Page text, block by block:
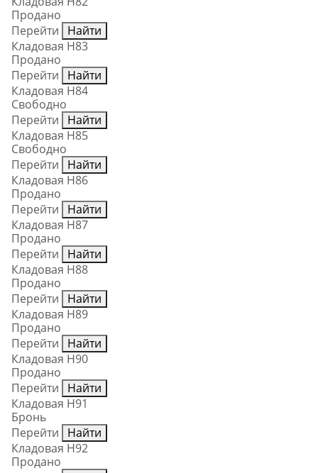
Продано
Перейти
Найти
Кладовая Н83
Продано
Перейти
Найти
Кладовая Н84
Свободно
Перейти
Найти
Кладовая Н85
Свободно
Перейти
Найти
Кладовая Н86
Продано
Перейти
Найти
Кладовая Н87
Продано
Перейти
Найти
Кладовая Н88
Продано
Перейти
Найти
Кладовая Н89
Продано
Перейти
Найти
Кладовая Н90
Продано
Перейти
Найти
Кладовая Н91
Бронь
Перейти
Найти
Кладовая Н92
Продано